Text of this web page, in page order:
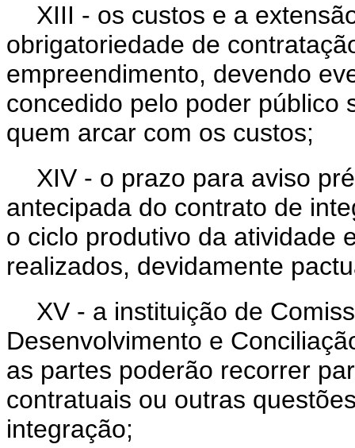
XIII - os custos e a
obrigatoriedade de
empreendimento, devendo
concedido pelo poder público
quem arcar com os custos;
XIV - o prazo para aviso
antecipada do contrato de
o ciclo produtivo da atividade
realizados, devidamente
XV - a instituição de
Desenvolvimento e
as partes poderão recorrer
contratuais ou outras
integração;